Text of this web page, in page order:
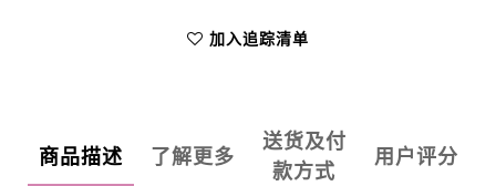
加入追踪清单
商品描述 了解更多
送货及付
款方式
用户评分